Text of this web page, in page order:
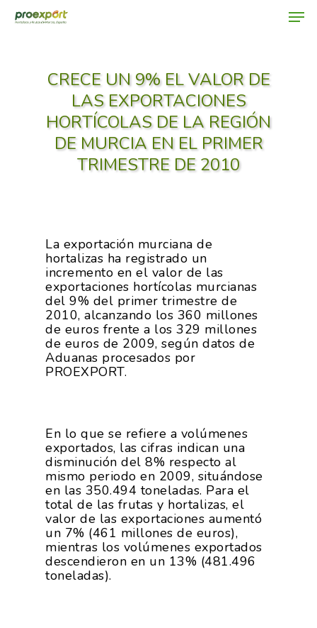
Hit enter to search or ESC to close
CRECE UN 9% EL VALOR DE
LAS EXPORTACIONES
HORTÍCOLAS DE LA REGIÓN
DE MURCIA EN EL PRIMER
TRIMESTRE DE 2010
La exportación murciana de
hortalizas ha registrado un
incremento en el valor de las
exportaciones hortícolas murcianas
del 9% del primer trimestre de
2010, alcanzando los 360 millones
de euros frente a los 329 millones
de euros de 2009, según datos de
Aduanas procesados por
PROEXPORT.
En lo que se refiere a volúmenes
exportados, las cifras indican una
disminución del 8% respecto al
mismo periodo en 2009, situándose
en las 350.494 toneladas. Para el
total de las frutas y hortalizas, el
valor de las exportaciones aumentó
un 7% (461 millones de euros),
mientras los volúmenes exportados
descendieron en un 13% (481.496
toneladas).